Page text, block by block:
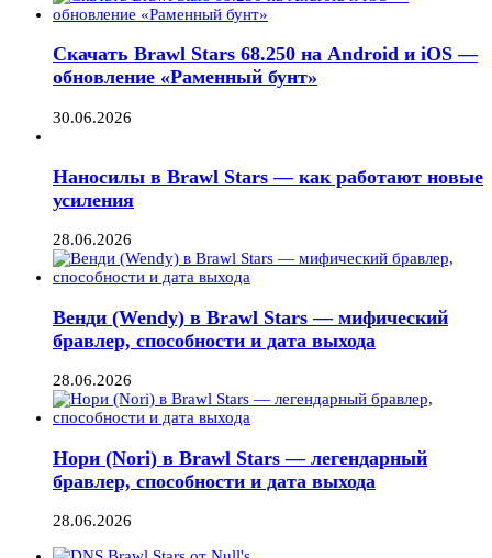
Скачать Brawl Stars 68.250 на Android и iOS —
обновление «Раменный бунт»
30.06.2026
Наносилы в Brawl Stars — как работают новые
усиления
28.06.2026
Венди (Wendy) в Brawl Stars — мифический
бравлер, способности и дата выхода
28.06.2026
Нори (Nori) в Brawl Stars — легендарный
бравлер, способности и дата выхода
28.06.2026